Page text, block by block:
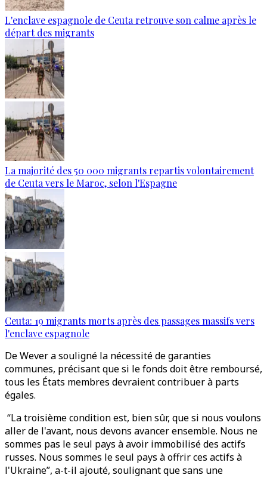
L'enclave espagnole de Ceuta retrouve son calme après le
départ des migrants
La majorité des 50 000 migrants repartis volontairement
de Ceuta vers le Maroc, selon l'Espagne
Ceuta: 19 migrants morts après des passages massifs vers
l'enclave espagnole
De Wever a souligné la nécessité de garanties
communes, précisant que si le fonds doit être remboursé,
tous les États membres devraient contribuer à parts
égales.
“La troisième condition est, bien sûr, que si nous voulons
aller de l'avant, nous devons avancer ensemble. Nous ne
sommes pas le seul pays à avoir immobilisé des actifs
russes. Nous sommes le seul pays à offrir ces actifs à
l'Ukraine”, a-t-il ajouté, soulignant que sans une